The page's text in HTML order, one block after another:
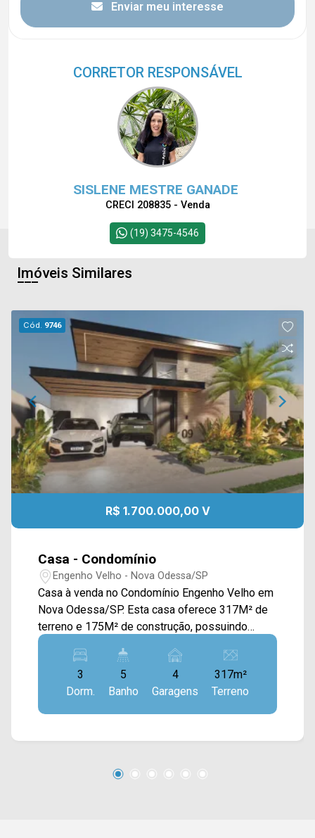
Enviar meu interesse
CORRETOR RESPONSÁVEL
SISLENE MESTRE GANADE
CRECI 208835 - Venda
(19) 3475-4546
Imóveis Similares
Cód. 9746
R$ 1.700.000,00 V
Casa - Condomínio
Engenho Velho - Nova Odessa/SP
Casa à venda no Condomínio Engenho Velho em
Nova Odessa/SP. Esta casa oferece 317M² de
terreno e 175M² de construção, possuindo
ampla sala de estar e de jantar integradas com a
cozinha gourmet com churrasqueira, despensa,
piscina, quintal e área de serviço. > 03 suítes; >
05 banheiros, sendo 01 externo e 01 lavabo; >
04 vagas de garagem. *Imóvel em construção,
Localizado no bairro Jardim Primavera, este
Av. Ampélio Gazzetta e Av. Brasil, contém fácil
3
Dorm.
5
Banho
4
Garagens
317m²
Terreno